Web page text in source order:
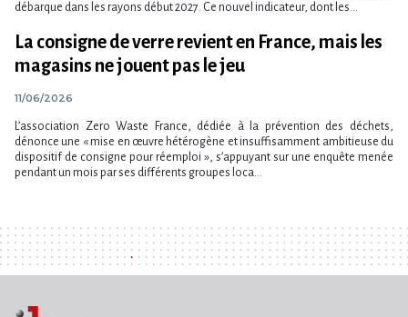
débarque dans les rayons début 2027. Ce nouvel indicateur, dont les...
La consigne de verre revient en France, mais les
magasins ne jouent pas le jeu
11/06/2026
L’association Zero Waste France, dédiée à la prévention des déchets,
dénonce une « mise en œuvre hétérogène et insuffisamment ambitieuse du
dispositif de consigne pour réemploi », s’appuyant sur une enquête menée
pendant un mois par ses différents groupes loca...